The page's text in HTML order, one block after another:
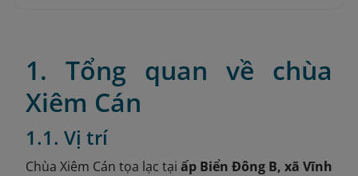
1. Tổng quan về chùa
Xiêm Cán
1.1. Vị trí
Chùa Xiêm Cán tọa lạc tại ấp Biển Đông B, xã Vĩnh